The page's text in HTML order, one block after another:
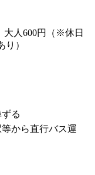
大人600円（※休日
り）
る
から直行バス運